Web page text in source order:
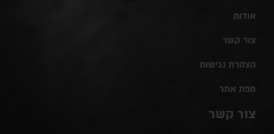
אודות
צור קשר
הצהרת נגישות
מפת אתר
צור קשר